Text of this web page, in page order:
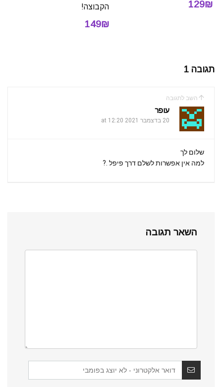
129₪
הקבוצה!
149₪
תגובה 1
השב לתגובה
עופר
20 בדצמבר 2021 at 12:20
שלום לך
למה אין אפשרות לשלם דרך פיפל .?
השאר תגובה